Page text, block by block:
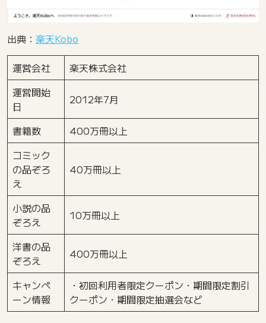
出典： 楽天Kobo
運営会社
楽天株式会社
運営開始
日
2012年7月
書籍数
400万冊以上
コミック
の品ぞろ
え
40万冊以上
小説の品
ぞろえ
10万冊以上
洋書の品
ぞろえ
400万冊以上
キャンペ
ーン情報
・初回利用者限定クーポン・期間限定割引
クーポン・期間限定抽選会など